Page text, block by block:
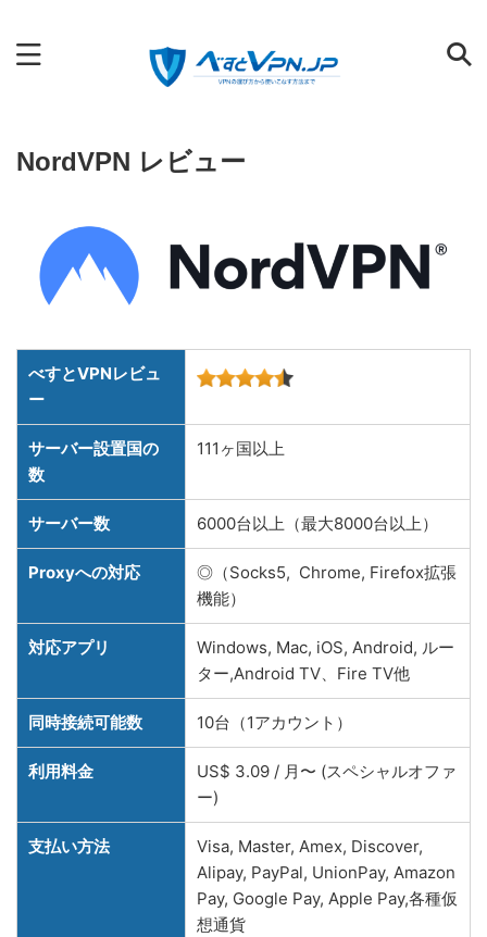
NordVPN レビュー
べすとVPNレビュ
ー
サーバー設置国の
数
111ヶ国以上
サーバー数 6000台以上（最大8000台以上）
Proxyへの対応
◎（Socks5, Chrome, Firefox拡張
機能）
対応アプリ
Windows, Mac, iOS, Android, ルー
ター,Android TV、Fire TV他
同時接続可能数 10台（1アカウント）
利用料金
US$ 3.09 / 月〜 (スペシャルオファ
ー)
支払い方法
Visa, Master, Amex, Discover,
Alipay, PayPal, UnionPay, Amazon
Pay, Google Pay, Apple Pay,各種仮
想通貨